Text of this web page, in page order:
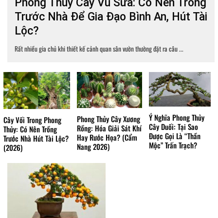
Phong Thủy Cây Vú Sữa: Có Nên Trồng
Trước Nhà Để Gia Đạo Bình An, Hút Tài
Lộc?
Rất nhiều gia chủ khi thiết kế cảnh quan sân vườn thường đặt ra câu ...
Cây Vối Trong Phong
Thủy: Có Nên Trồng
Trước Nhà Hút Tài Lộc?
(2026)
Phong Thủy Cây Xương
Rồng: Hóa Giải Sát Khí
Hay Rước Họa? (Cẩm
Nang 2026)
Ý Nghĩa Phong Thủy
Cây Duối: Tại Sao
Được Gọi Là “Thần
Mộc” Trấn Trạch?